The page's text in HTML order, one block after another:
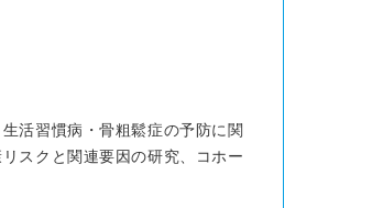
活習慣病・骨粗鬆症の予防に関
スクと関連要因の研究、コホー